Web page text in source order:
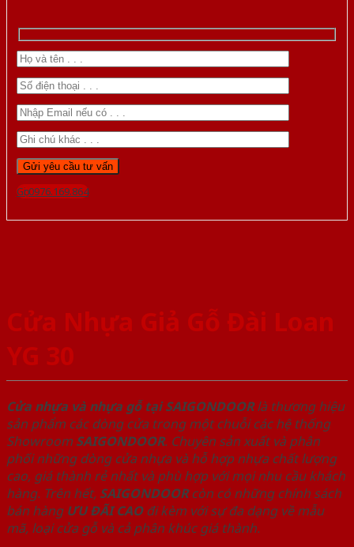
Gọi 0976.169.864
Cửa Nhựa Giả Gỗ Đài Loan
YG 30
Cửa nhựa và nhựa gỗ tại SAIGONDOORlà thương hiệu
sản phẩm các dòng cửa trong một chuỗi các hệ thống
Showroom SAIGONDOOR. Chuyên sản xuất và phân
phối những dòng cửa nhựa và hỗ hợp nhựa chất lượng
cao, giá thành rẻ nhất và phù hợp với mọi nhu cầu khách
hàng. Trên hết, SAIGONDOORcòn có những chính sách
bán hàng ƯU ĐÃI CAOđi kèm với sự đa dạng về mẫu
mã, loại cửa gỗ và cả phân khúc giá thành.